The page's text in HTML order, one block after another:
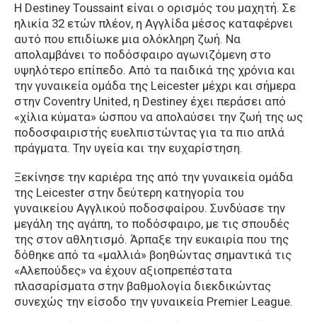
Η Destiney Toussaint είναι ο ορισμός του μαχητή. Σε
ηλικία 32 ετών πλέον, η Αγγλίδα μέσος καταφέρνει
αυτό που επιδίωκε μια ολόκληρη ζωή. Να
απολαμβάνει το ποδόσφαιρο αγωνιζόμενη στο
υψηλότερο επίπεδο. Από τα παιδικά της χρόνια και
την γυναικεία ομάδα της Leicester μέχρι και σήμερα
στην Coventry United, η Destiney έχει περάσει από
«χίλια κύματα» ώσπου να απολαύσει την ζωή της ως
ποδοσφαιριστής ευελπιστώντας για τα πιο απλά
πράγματα. Την υγεία και την ευχαρίστηση.
Ξεκίνησε την καριέρα της από την γυναικεία ομάδα
της Leicester στην δεύτερη κατηγορία του
γυναικείου Αγγλικού ποδοσφαίρου. Συνδύασε την
μεγάλη της αγάπη, το ποδόσφαιρο, με τις σπουδές
της στον αθλητισμό. Άρπαξε την ευκαιρία που της
δόθηκε από τα «μαλλιά» βοηθώντας σημαντικά τις
«Αλεπούδες» να έχουν αξιοπρεπέστατα
πλασαρίσματα στην βαθμολογία διεκδικώντας
συνεχώς την είσοδο την γυναικεία Premier League.